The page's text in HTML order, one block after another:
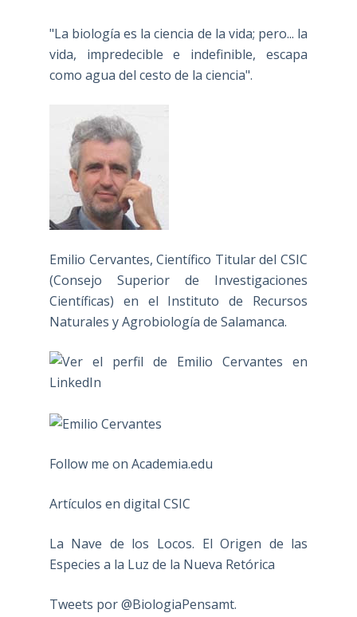
"La biología es la ciencia de la vida; pero... la
vida, impredecible e indefinible, escapa
como agua del cesto de la ciencia".
Emilio Cervantes, Científico Titular del CSIC
(Consejo Superior de Investigaciones
Científicas) en el Instituto de Recursos
Naturales y Agrobiología de Salamanca.
Follow me on Academia.edu
Artículos en digital CSIC
La Nave de los Locos. El Origen de las
Especies a la Luz de la Nueva Retórica
Tweets por @BiologiaPensamt.